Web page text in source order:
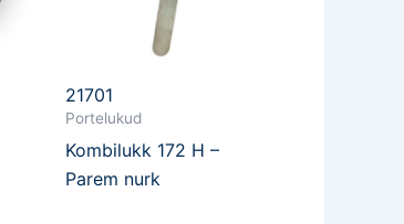
21701
Portelukud
Kombilukk 172 H –
Parem nurk